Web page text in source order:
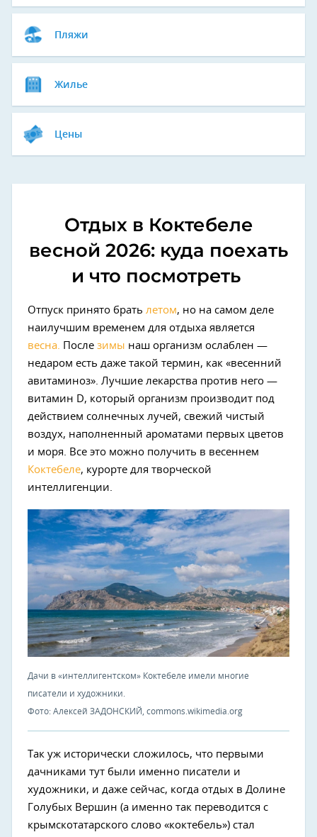
Пляжи
Жилье
Цены
Отдых в Коктебеле
весной 2026: куда поехать
и что посмотреть
Отпуск принято брать летом, но на самом деле
наилучшим временем для отдыха является
весна. После зимы наш организм ослаблен —
недаром есть даже такой термин, как «весенний
авитаминоз». Лучшие лекарства против него —
витамин D, который организм производит под
действием солнечных лучей, свежий чистый
воздух, наполненный ароматами первых цветов
и моря. Все это можно получить в весеннем
Коктебеле, курорте для творческой
интеллигенции.
Дачи в «интеллигентском» Коктебеле имели многие
писатели и художники.
Фото: Алексей ЗАДОНСКИЙ, commons.wikimedia.org
Так уж исторически сложилось, что первыми
дачниками тут были именно писатели и
художники, и даже сейчас, когда отдых в Долине
Голубых Вершин (а именно так переводится с
крымскотатарского слово «коктебель») стал